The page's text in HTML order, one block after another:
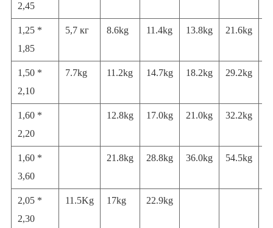
2,45
1,25 *
1,85
5,7 кг 8.6kg 11.4kg 13.8kg 21.6kg
1,50 *
2,10
7.7kg 11.2kg 14.7kg 18.2kg 29.2kg
1,60 *
2,20
12.8kg 17.0kg 21.0kg 32.2kg
1,60 *
3,60
21.8kg 28.8kg 36.0kg 54.5kg
2,05 *
2,30
11.5Kg 17kg 22.9kg